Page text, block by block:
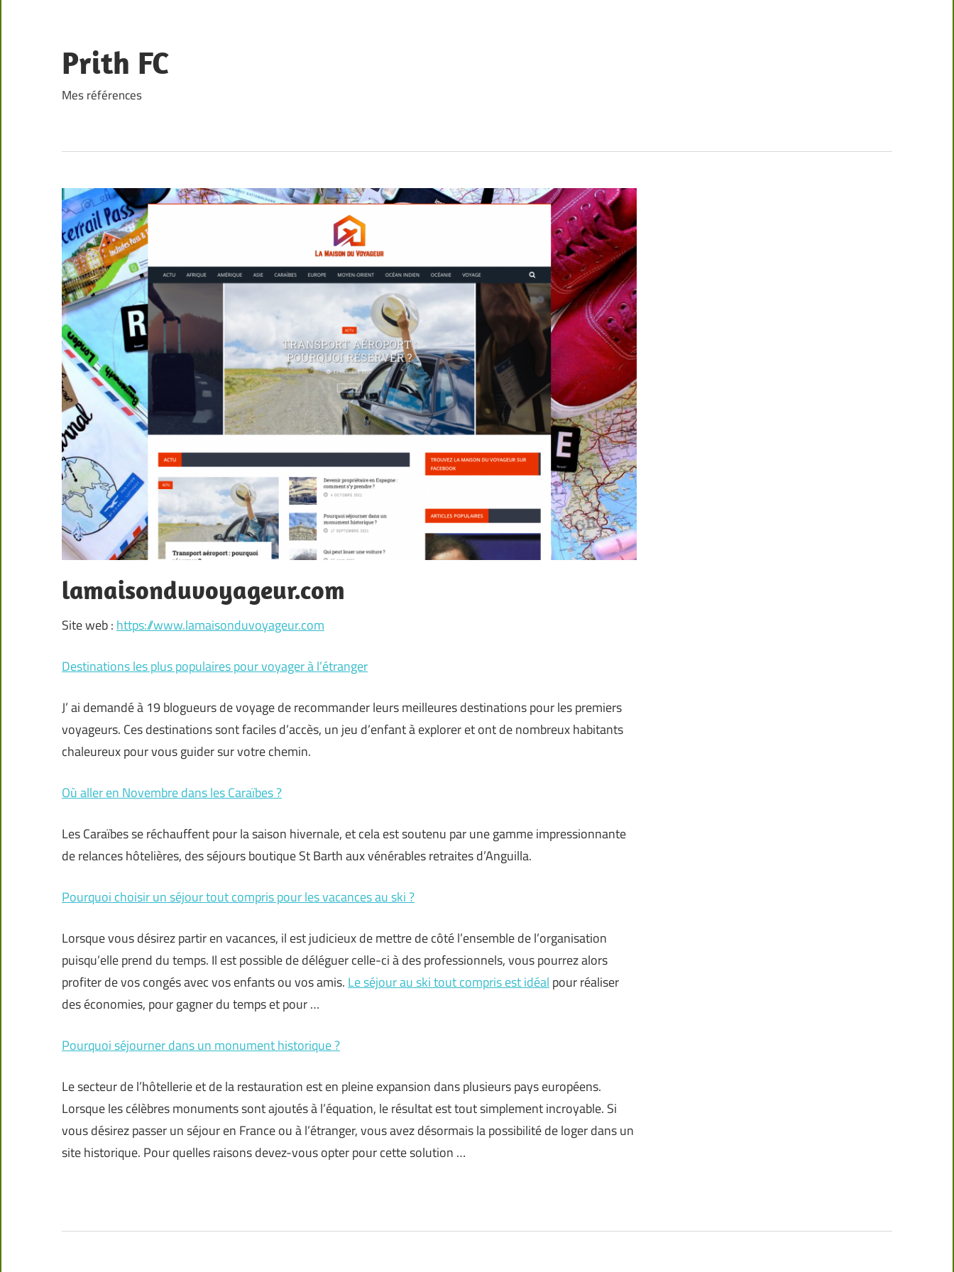
content
Prith FC
Mes références
lamaisonduvoyageur.com
Site web : https://www.lamaisonduvoyageur.com
Destinations les plus populaires pour voyager à l’étranger
J’ ai demandé à 19 blogueurs de voyage de recommander leurs meilleures destinations pour les premiers
voyageurs. Ces destinations sont faciles d’accès, un jeu d’enfant à explorer et ont de nombreux habitants
chaleureux pour vous guider sur votre chemin.
Où aller en Novembre dans les Caraïbes ?
Les Caraïbes se réchauffent pour la saison hivernale, et cela est soutenu par une gamme impressionnante
de relances hôtelières, des séjours boutique St Barth aux vénérables retraites d’Anguilla.
Pourquoi choisir un séjour tout compris pour les vacances au ski ?
Lorsque vous désirez partir en vacances, il est judicieux de mettre de côté l’ensemble de l’organisation
puisqu’elle prend du temps. Il est possible de déléguer celle-ci à des professionnels, vous pourrez alors
profiter de vos congés avec vos enfants ou vos amis. Le séjour au ski tout compris est idéal pour réaliser
des économies, pour gagner du temps et pour …
Pourquoi séjourner dans un monument historique ?
Le secteur de l’hôtellerie et de la restauration est en pleine expansion dans plusieurs pays européens.
Lorsque les célèbres monuments sont ajoutés à l’équation, le résultat est tout simplement incroyable. Si
vous désirez passer un séjour en France ou à l’étranger, vous avez désormais la possibilité de loger dans un
site historique. Pour quelles raisons devez-vous opter pour cette solution …